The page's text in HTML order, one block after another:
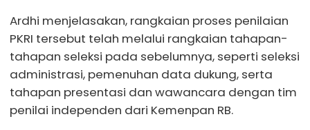
Ardhi menjelasakan, rangkaian proses penilaian
PKRI tersebut telah melalui rangkaian tahapan-
tahapan seleksi pada sebelumnya, seperti seleksi
administrasi, pemenuhan data dukung, serta
tahapan presentasi dan wawancara dengan tim
penilai independen dari Kemenpan RB.